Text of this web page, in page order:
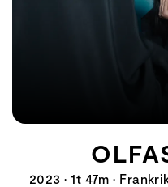
2023 • 1t 47m •